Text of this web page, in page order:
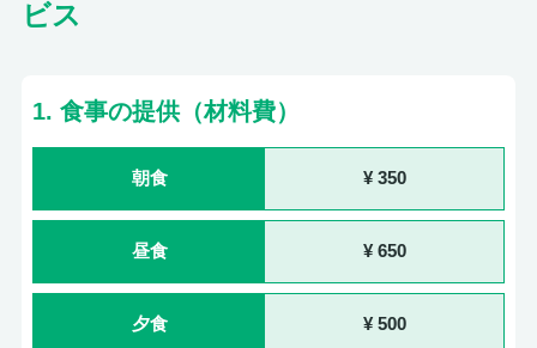
ビス
1. 食事の提供（材料費）
朝食 350
昼食 650
夕食 500